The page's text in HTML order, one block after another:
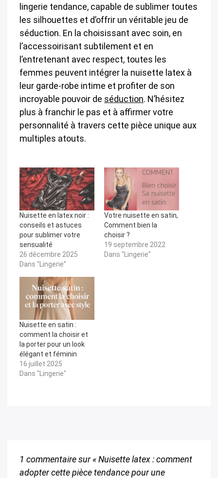
lingerie tendance, capable de sublimer toutes
les silhouettes et d’offrir un véritable jeu de
séduction. En la choisissant avec soin, en
l’accessoirisant subtilement et en
l’entretenant avec respect, toutes les
femmes peuvent intégrer la nuisette latex à
leur garde-robe intime et profiter de son
incroyable pouvoir de séduction. N’hésitez
plus à franchir le pas et à affirmer votre
personnalité à travers cette pièce unique aux
multiples atouts.
Nuisette en latex noir :
conseils et astuces
pour sublimer votre
sensualité
26 décembre 2025
Dans "Lingerie"
Votre nuisette en satin,
Comment bien la
choisir ?
19 septembre 2022
Dans "Lingerie"
Nuisette en satin :
comment la choisir et
la porter pour un look
élégant et féminin
16 juillet 2025
Dans "Lingerie"
1 commentaire sur «Nuisette latex : comment
adopter cette pièce tendance pour une